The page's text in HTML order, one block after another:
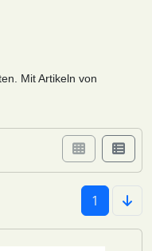
Mit Artikeln von
1